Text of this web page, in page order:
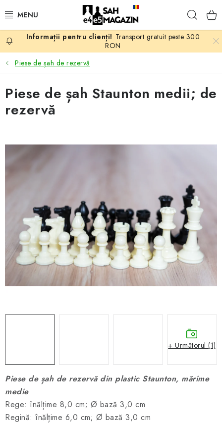
PROMOTII
ȘAH
PIESE DE ȘAH
CEAS DE ȘAH
CĂRȚI DE ȘAH
ANTICARIAT
ȘAH ONLINE
MERCH ȘAH
Transport gratuit peste 300
RON
Piese de șah de rezervă
Piese de șah de rezervă din plastic Staunton, mărime
medie
Rege: înălțime 8,0 cm; Ø bază 3,0 cm
Regină: înălțime 6,0 cm; Ø bază 3,0 cm
Piese de șah Staunton medii; de
rezervă
+ Următorul (1)